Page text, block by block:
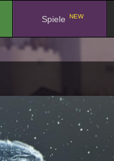
Spiele NEW